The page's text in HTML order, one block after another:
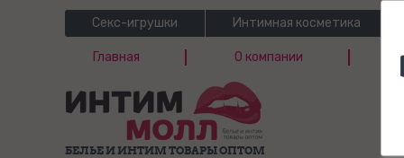
Секс-игрушки Интимная косметика
Главная О компании
БЕЛЬЕ И ИНТИМ ТОВАРЫ ОПТОМ